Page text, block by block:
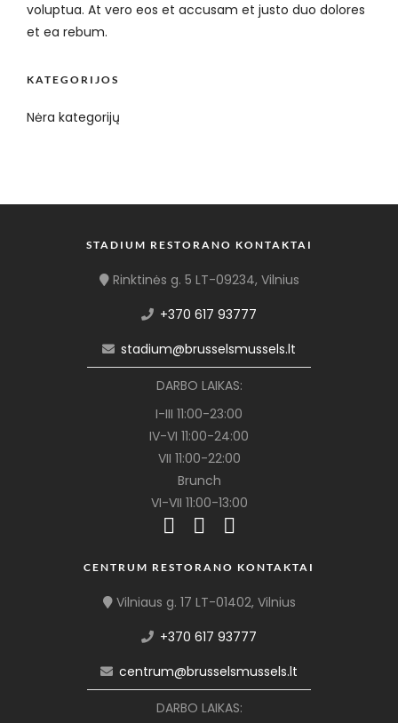
voluptua. At vero eos et accusam et justo duo dolores
et ea rebum.
KATEGORIJOS
Nėra kategorijų
STADIUM RESTORANO KONTAKTAI
Rinktinės g. 5 LT-09234, Vilnius
+370 617 93777
stadium@brusselsmussels.lt
DARBO LAIKAS:
I-III 11:00-23:00
IV-VI 11:00-24:00
VII 11:00-22:00
Brunch
VI-VII 11:00-13:00
CENTRUM RESTORANO KONTAKTAI
Vilniaus g. 17 LT-01402, Vilnius
+370 617 93777
centrum@brusselsmussels.lt
DARBO LAIKAS: